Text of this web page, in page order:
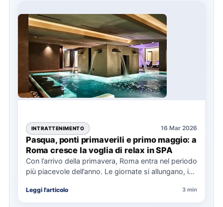
INTRATTENIMENTO 16 Mar 2026
Pasqua, ponti primaverili e primo maggio: a
Roma cresce la voglia di relax in SPA
Con l’arrivo della primavera, Roma entra nel periodo
più piacevole dell’anno. Le giornate si allungano, i
Leggi l'articolo 3 min